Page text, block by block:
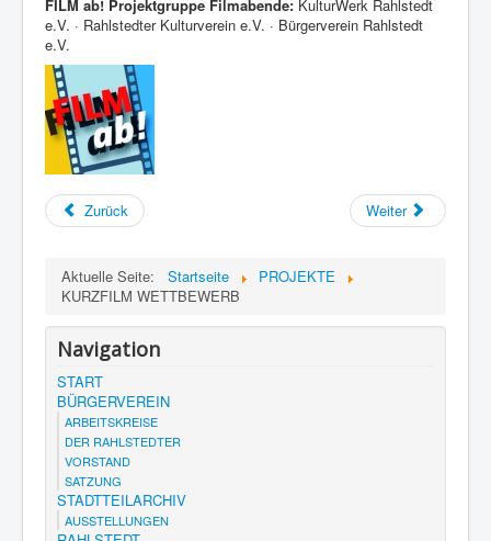
FILM ab! Projektgruppe Filmabende: KulturWerk Rahlstedt
e.V. · Rahlstedter Kulturverein e.V. · Bürgerverein Rahlstedt
e.V.
Zurück Weiter
Aktuelle Seite: Startseite
PROJEKTE
KURZFILM WETTBEWERB
Navigation
START
BÜRGERVEREIN
ARBEITSKREISE
DER RAHLSTEDTER
VORSTAND
SATZUNG
STADTTEILARCHIV
AUSSTELLUNGEN